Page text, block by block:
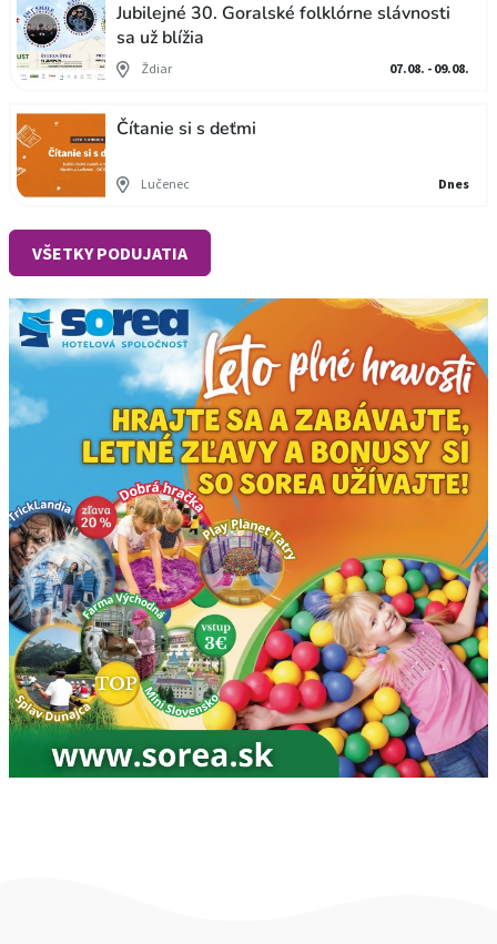
Jubilejné 30. Goralské folklórne slávnosti
sa už blížia
Ždiar 07.08. - 09.08.
Čítanie si s deťmi
Lučenec Dnes
VŠETKY PODUJATIA